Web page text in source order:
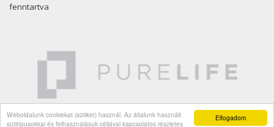
Elfogadom
Weboldalunk cookiekat (sütiket) használ. Az általunk használt
sütitípusokkal és felhasználásuk céljával kapcsolatos részletes
fenntartva